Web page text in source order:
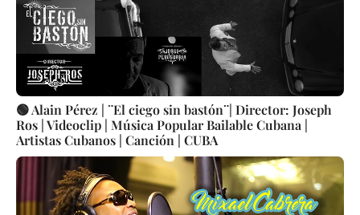
🟢 Alain Pérez | ¨El ciego sin bastón¨| Director: Joseph
Ros | Videoclip | Música Popular Bailable Cubana |
Artistas Cubanos | Canción | CUBA